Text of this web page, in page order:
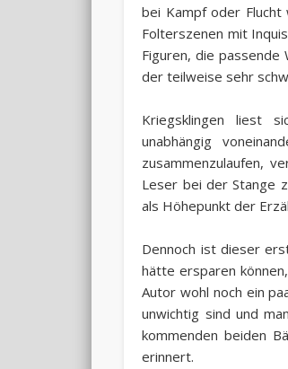
bei Kampf oder
Folterszenen mit
Figuren, die
der teilweise sehr
Kriegsklingen liest
unabhängig
zusammenzulaufen,
Leser bei der Stange
als Höhepunkt der
Dennoch ist dieser
hätte ersparen
Autor wohl noch ein
unwichtig sind und
kommenden beiden
erinnert.